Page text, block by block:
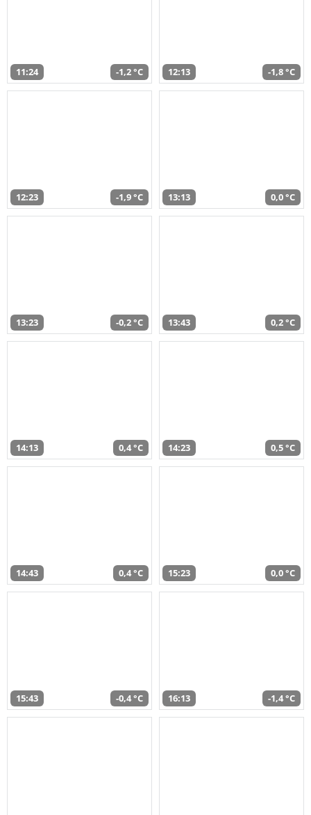
11:24 -1,2 °C 12:13 -1,8 °C
12:23 -1,9 °C 13:13 0,0 °C
13:23 -0,2 °C 13:43 0,2 °C
14:13 0,4 °C 14:23 0,5 °C
14:43 0,4 °C 15:23 0,0 °C
15:43 -0,4 °C 16:13 -1,4 °C